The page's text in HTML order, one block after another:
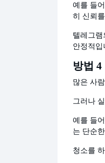
예를 들
히 신뢰
텔레그
안정적입
방법
많은 사
그러나
예를 들
는 단순
청소를